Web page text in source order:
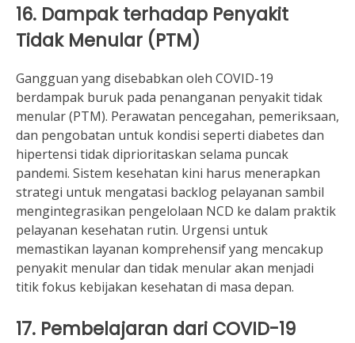
16. Dampak terhadap Penyakit
Tidak Menular (PTM)
Gangguan yang disebabkan oleh COVID-19
berdampak buruk pada penanganan penyakit tidak
menular (PTM). Perawatan pencegahan, pemeriksaan,
dan pengobatan untuk kondisi seperti diabetes dan
hipertensi tidak diprioritaskan selama puncak
pandemi. Sistem kesehatan kini harus menerapkan
strategi untuk mengatasi backlog pelayanan sambil
mengintegrasikan pengelolaan NCD ke dalam praktik
pelayanan kesehatan rutin. Urgensi untuk
memastikan layanan komprehensif yang mencakup
penyakit menular dan tidak menular akan menjadi
titik fokus kebijakan kesehatan di masa depan.
17. Pembelajaran dari COVID-19